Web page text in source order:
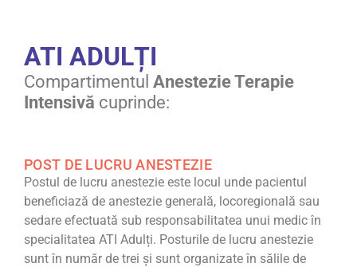
ATI ADULȚI
Compartimentul Anestezie Terapie
Intensivă cuprinde:
POST DE LUCRU ANESTEZIE
Postul de lucru anestezie este locul unde pacientul
beneficiază de anestezie generală, locoregională sau
sedare efectuată sub responsabilitatea unui medic în
specialitatea ATI Adulți. Posturile de lucru anestezie
sunt în număr de trei și sunt organizate în sălile de